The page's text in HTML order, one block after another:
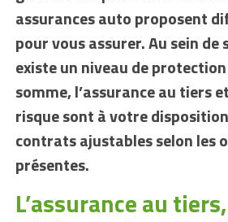
assurances auto proposent
pour vous assurer. Au sein de
existe un niveau de
somme, l’assurance au tiers
risque sont à votre
contrats ajustables selon les
présentes.
L’assurance au